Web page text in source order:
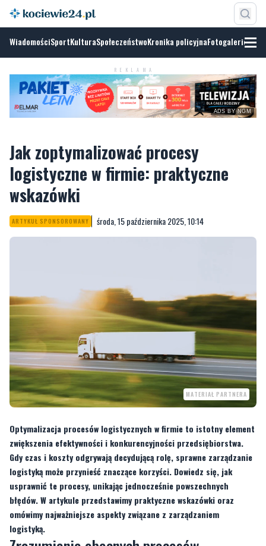
WiadomościSportKulturaSpołeczeństwoKronika policyjnaFotogalerie
REKLAMA
NGM
Jak zoptymalizować procesy
wskazówki
ARTYKUŁ SPONSOROWANY środa, 15 października 2025, 10:14
MATERIAŁ PARTNERA
Optymalizacja procesów logistycznych w firmie to istotny element
zwiększenia efektywności i konkurencyjności przedsiębiorstwa.
logistyką może przynieść znaczące korzyści. Dowiedz się, jak
usprawnić te procesy, unikając jednocześnie powszechnych
błędów. W artykule przedstawimy praktyczne wskazówki oraz
omówimy najważniejsze aspekty związane z zarządzaniem
logistyką.
Zrozumienie obecnych procesów
logistycznych
Pierwszym krokiem w optymalizacji procesów logistycznych jest dokładne